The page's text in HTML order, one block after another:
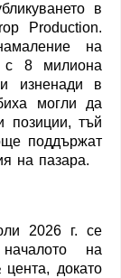
в
Production.
на
с 8 милиона
изненади в
могли да
позиции, тъй
поддържат
на пазара.
2026 г. се
на
докато